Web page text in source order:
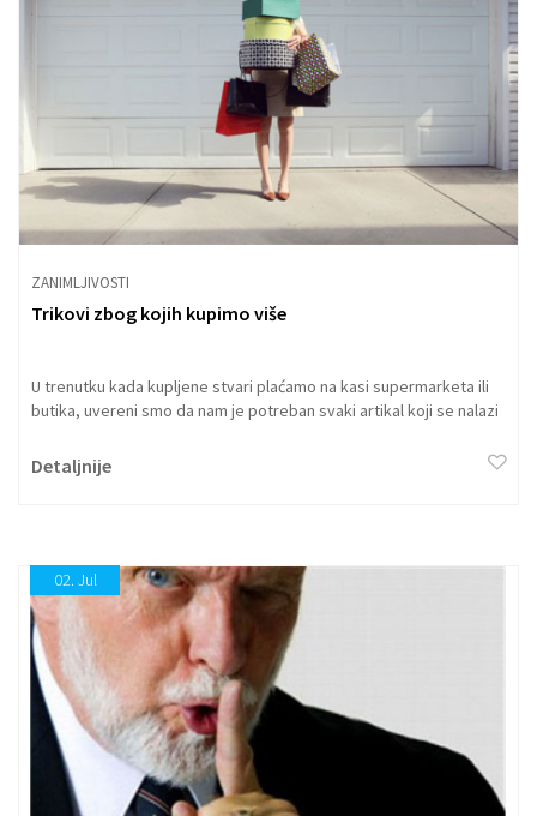
ZANIMLJIVOSTI
Trikovi zbog kojih kupimo više
U trenutku kada kupljene stvari plaćamo na kasi supermarketa ili
butika, uvereni smo da nam je potreban svaki artikal koji se nalazi
Detaljnije
02. Jul